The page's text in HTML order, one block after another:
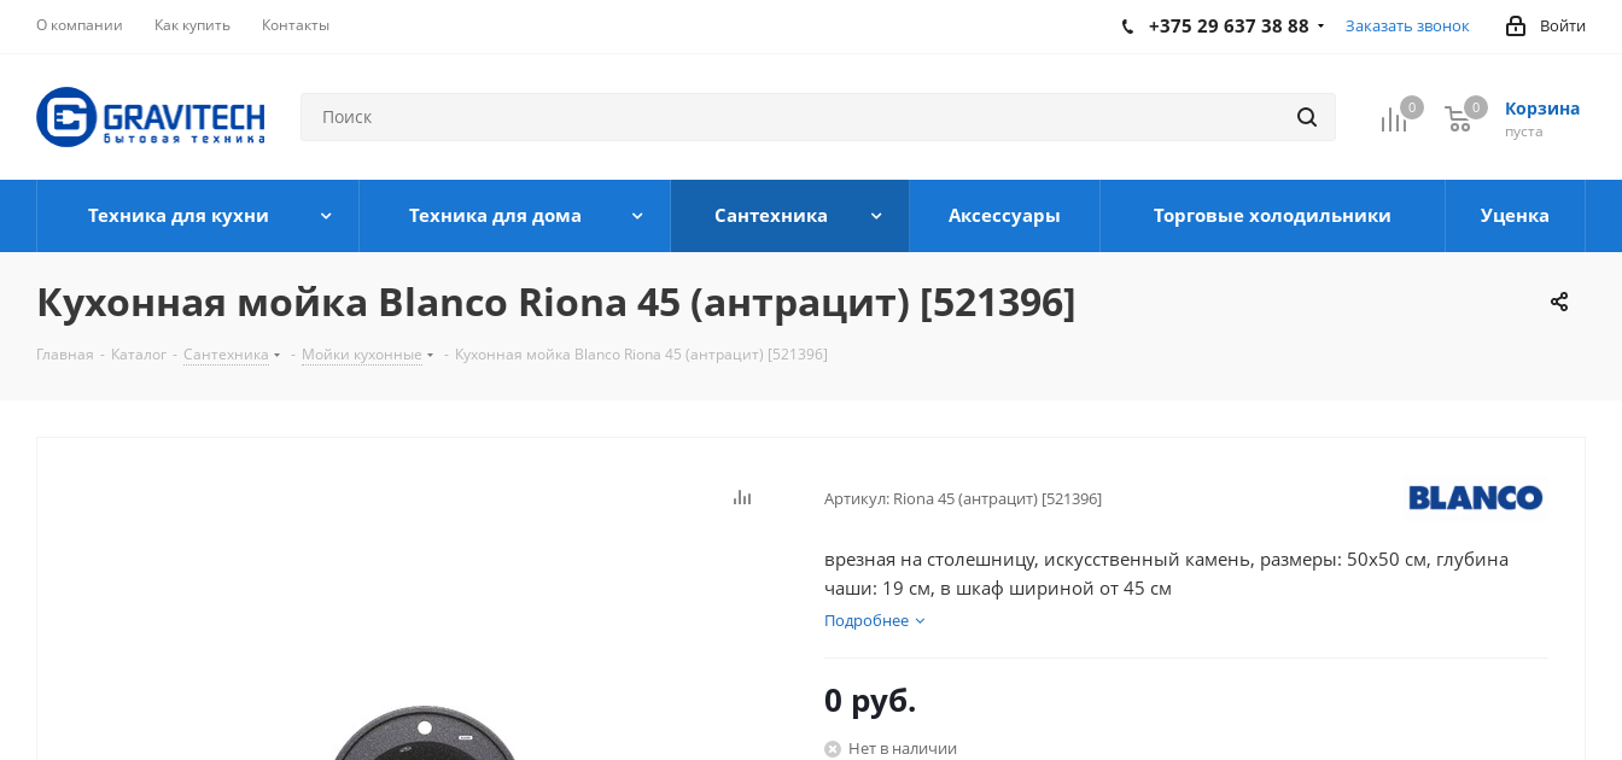
О компании Как купить Контакты Войти
+375 29 637 38 88 Заказать звонок
0 Корзина
0
пуста
0
Техника для кухни Техника для дома Сантехника Аксессуары Торговые холодильники Уценка
Кухонная мойка Blanco Riona 45 (антрацит) [521396]
Главная - Каталог - Сантехника - Мойки кухонные - Кухонная мойка Blanco Riona 45 (антрацит) [521396]
Артикул: Riona 45 (антрацит) [521396]
врезная на столешницу, искусственный камень, размеры: 50x50 см, глубина
чаши: 19 см, в шкаф шириной от 45 см
Подробнее
0 руб.
Нет в наличии